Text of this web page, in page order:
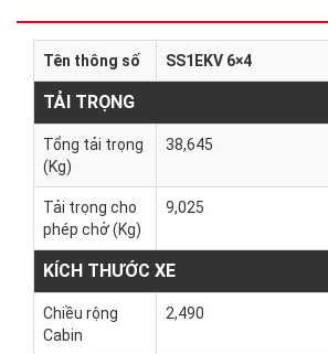
Tên thông số SS1EKV 6×4
TẢI TRỌNG
Tổng tải trọng
(Kg)
38,645
Tải trọng cho
phép chở (Kg)
9,025
KÍCH THƯỚC XE
Chiều rộng
Cabin
2,490